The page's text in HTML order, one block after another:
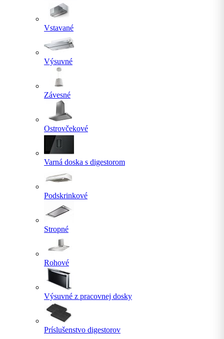
Vstavané
Výsuvné
Závesné
Ostrovčekové
Varná doska s digestorom
Podskrinkové
Stropné
Rohové
Výsuvné z pracovnej dosky
Príslušenstvo digestorov